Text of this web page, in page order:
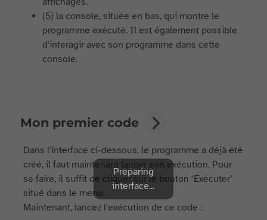
(5) la console, située en bas, qui montre le
programme exécuté. Il est également possible
d'interagir avec son programme dans cette
console.
Mon premier code
Dans l'interface ci-dessous, le programme a déjà été
créé, il faut maintenant lancer son exécution. Pour
se faire, il suffit de cliquer sur le bouton ‘Exécuter’
situé dans le menu.
Maintenant, lancez l'exécution de ce code :
Preparing
interface...